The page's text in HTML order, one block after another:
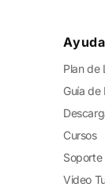
Ayuda
Plan de
Guía de
Cursos
Soporte
Video